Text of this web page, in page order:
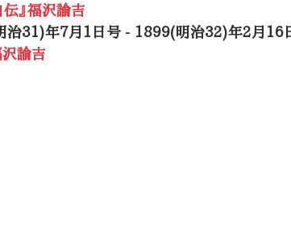
伝』福沢諭吉
治31)年7月1日号 - 1899(明治32)年2月16
諭吉